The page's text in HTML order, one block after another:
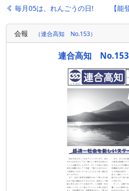
投
稿
ナ
毎月05は、れんごうの日!
会報 （連合高知 No.153）
連合高知 No.153